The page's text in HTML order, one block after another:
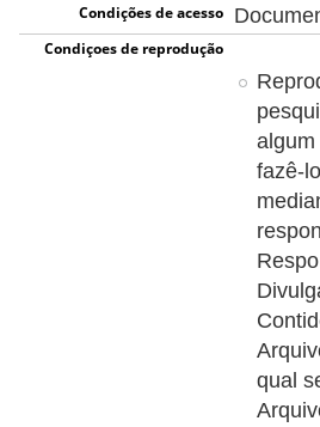
Condições de acesso
Condiçoes de reprodução
fazê-
qual